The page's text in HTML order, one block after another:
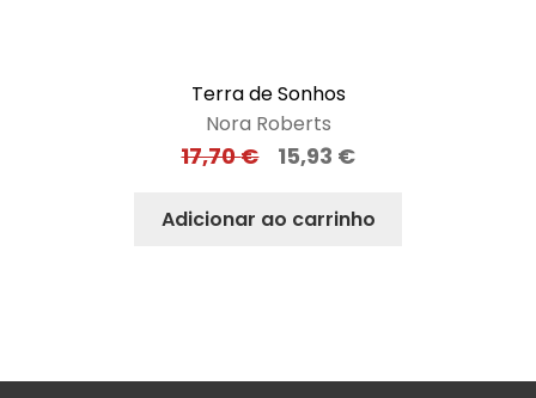
Terra de Sonhos
Nora Roberts
17,70€ 15,93 €
Adicionar ao carrinho